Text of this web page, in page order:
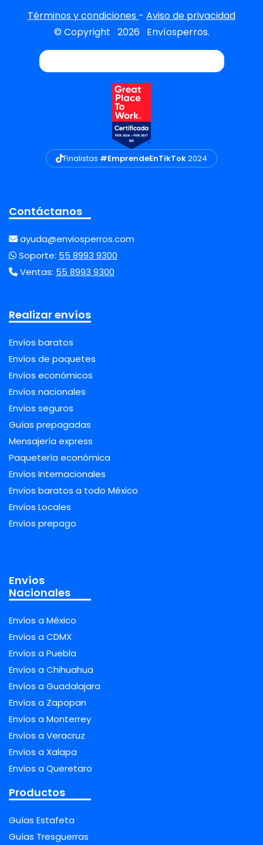
Términos y condiciones - Aviso de privacidad
© Copyright 2026 Envíosperros.
Finalistas #EmprendeEnTikTok2024
Contáctanos
ayuda@enviosperros.com
Soporte: 55 8993 9300
Ventas: 55 8993 9300
Realizar envíos
Envíos baratos
Envíos de paquetes
Envíos económicos
Envíos nacionales
Envíos seguros
Guías prepagadas
Mensajería express
Paquetería económica
Envíos Internacionales
Envíos baratos a todo México
Envíos Locales
Envíos prepago
Envíos
Nacionales
Envíos a México
Envíos a CDMX
Envíos a Puebla
Envíos a Chihuahua
Envíos a Guadalajara
Envíos a Zapopan
Envíos a Monterrey
Envíos a Veracruz
Envíos a Xalapa
Envíos a Queretaro
Productos
Guías Estafeta
Guías Tresguerras